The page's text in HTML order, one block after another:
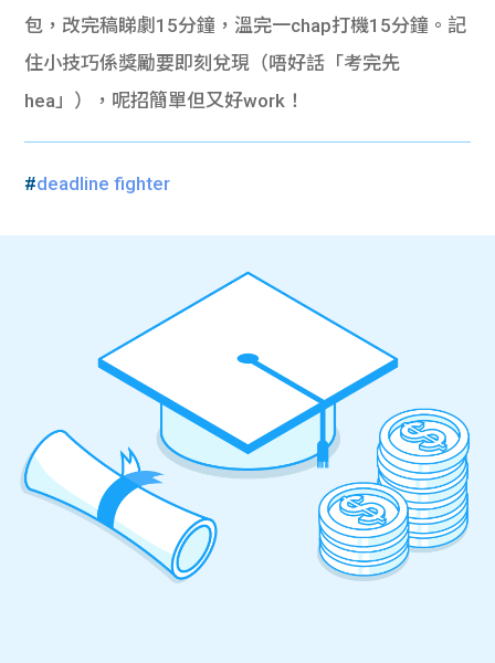
包，改完稿睇劇15分鐘，溫完一chap打機15分鐘。記
住小技巧係獎勵要即刻兌現（唔好話「考完先
hea」），呢招簡單但又好work！
#deadline fighter